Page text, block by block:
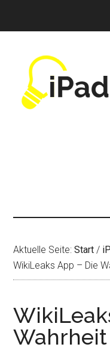
Aktuelle Seite:Start /
WikiLeaks App – Die